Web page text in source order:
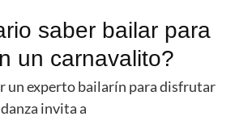
saber bailar para
un carnavalito?
un experto bailarín para disfrutar
invita a